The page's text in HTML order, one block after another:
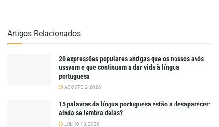
Artigos Relacionados
20 expressões populares antigas que os nossos avós
usavam e que continuam a dar vida à língua
portuguesa
AGOSTO 2, 2026
15 palavras da língua portuguesa estão a desaparecer:
ainda se lembra delas?
JULHO 13, 2026